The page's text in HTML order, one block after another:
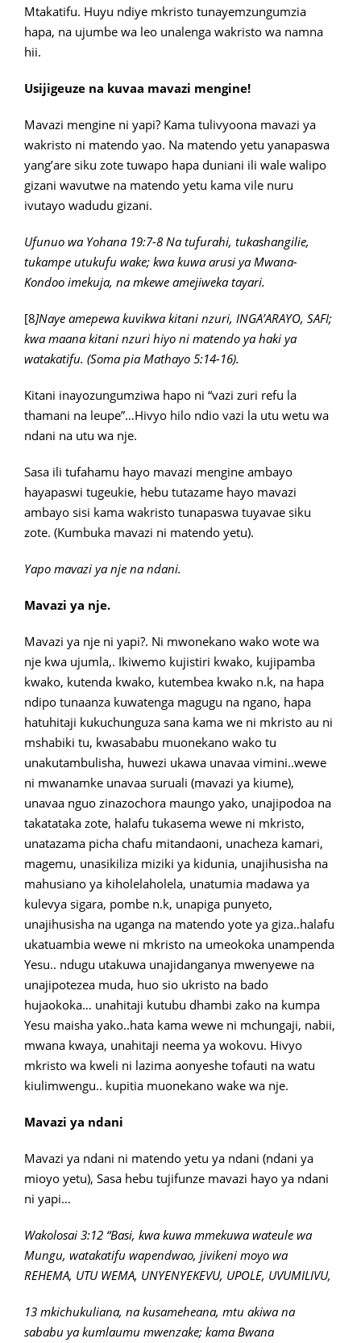
Mtakatifu. Huyu ndiye mkristo tunayemzungumzia
hapa, na ujumbe wa leo unalenga wakristo wa namna
hii.
Usijigeuze na kuvaa mavazi mengine!
Mavazi mengine ni yapi? Kama tulivyoona mavazi ya
wakristo ni matendo yao. Na matendo yetu yanapaswa
yang’are siku zote tuwapo hapa duniani ili wale walipo
gizani wavutwe na matendo yetu kama vile nuru
ivutayo wadudu gizani.
Ufunuo wa Yohana 19:7-8 Na tufurahi, tukashangilie,
tukampe utukufu wake; kwa kuwa arusi ya Mwana-
Kondoo imekuja, na mkewe amejiweka tayari.
[8]Naye amepewa kuvikwa kitani nzuri, INGA’ARAYO, SAFI;
kwa maana kitani nzuri hiyo ni matendo ya haki ya
watakatifu. (Soma pia Mathayo 5:14-16).
Kitani inayozungumziwa hapo ni “vazi zuri refu la
thamani na leupe”…Hivyo hilo ndio vazi la utu wetu wa
ndani na utu wa nje.
Sasa ili tufahamu hayo mavazi mengine ambayo
hayapaswi tugeukie, hebu tutazame hayo mavazi
ambayo sisi kama wakristo tunapaswa tuyavae siku
zote. (Kumbuka mavazi ni matendo yetu).
Yapo mavazi ya nje na ndani.
Mavazi ya nje.
Mavazi ya nje ni yapi?. Ni mwonekano wako wote wa
nje kwa ujumla,. Ikiwemo kujistiri kwako, kujipamba
kwako, kutenda kwako, kutembea kwako n.k, na hapa
ndipo tunaanza kuwatenga magugu na ngano, hapa
hatuhitaji kukuchunguza sana kama we ni mkristo au ni
mshabiki tu, kwasababu muonekano wako tu
unakutambulisha, huwezi ukawa unavaa vimini..wewe
ni mwanamke unavaa suruali (mavazi ya kiume),
unavaa nguo zinazochora maungo yako, unajipodoa na
takatataka zote, halafu tukasema wewe ni mkristo,
unatazama picha chafu mitandaoni, unacheza kamari,
magemu, unasikiliza miziki ya kidunia, unajihusisha na
mahusiano ya kiholelaholela, unatumia madawa ya
kulevya sigara, pombe n.k, unapiga punyeto,
unajihusisha na uganga na matendo yote ya giza..halafu
ukatuambia wewe ni mkristo na umeokoka unampenda
Yesu.. ndugu utakuwa unajidanganya mwenyewe na
unajipotezea muda, huo sio ukristo na bado
hujaokoka… unahitaji kutubu dhambi zako na kumpa
Yesu maisha yako..hata kama wewe ni mchungaji, nabii,
mwana kwaya, unahitaji neema ya wokovu. Hivyo
mkristo wa kweli ni lazima aonyeshe tofauti na watu
kiulimwengu.. kupitia muonekano wake wa nje.
Mavazi ya ndani
Mavazi ya ndani ni matendo yetu ya ndani (ndani ya
mioyo yetu), Sasa hebu tujifunze mavazi hayo ya ndani
ni yapi…
Wakolosai 3:12 “Basi, kwa kuwa mmekuwa wateule wa
Mungu, watakatifu wapendwao, jivikeni moyo wa
REHEMA, UTU WEMA, UNYENYEKEVU, UPOLE, UVUMILIVU,
13 mkichukuliana, na kusameheana, mtu akiwa na
sababu ya kumlaumu mwenzake; kama Bwana